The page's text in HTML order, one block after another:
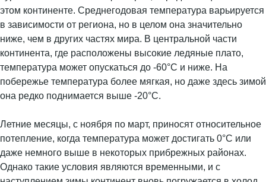
этом континенте. Среднегодовая температура варьируется
в зависимости от региона, но в целом она значительно
ниже, чем в других частях мира. В центральной части
континента, где расположены высокие ледяные плато,
температура может опускаться до -60°C и ниже. На
побережье температура более мягкая, но даже здесь зимой
она редко поднимается выше -20°C.
Летние месяцы, с ноября по март, приносят относительное
потепление, когда температура может достигать 0°C или
даже немного выше в некоторых прибрежных районах.
Однако такие условия являются временными, и с